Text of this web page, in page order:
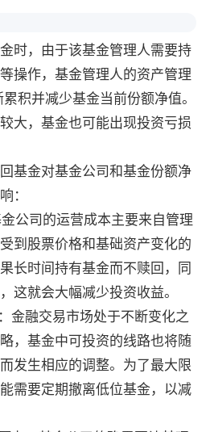
时，由于该基金管理人需要持
操作，基金管理人的资产管理
积并减少基金当前份额净值。
大，基金也可能出现投资亏损
基金对基金公司和基金份额净
：
公司的运营成本主要来自管理
到股票价格和基础资产变化的
长时间持有基金而不赎回，同
这就会大幅减少投资收益。
金融交易市场处于不断变化之
，基金中可投资的线路也将随
发生相应的调整。为了最大限
需要定期撤离低位基金，以减